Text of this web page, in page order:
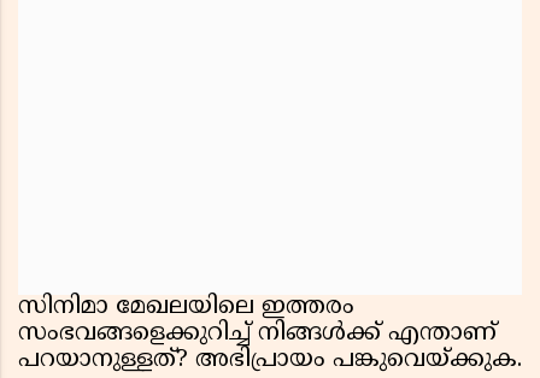
സിനിമാ മേഖലയിലെ ഇത്തരം
സംഭവങ്ങളെക്കുറിച്ച് നിങ്ങൾക്ക് എന്താണ്
പറയാനുള്ളത്? അഭിപ്രായം പങ്കുവെയ്ക്കുക.